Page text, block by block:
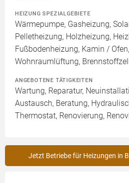
HEIZUNG SPEZIALGEBIETE
Wärmepumpe, Gasheizung,
Pelletheizung, Holzheizung,
Fußbodenheizung, Kamin /
Wohnraumlüftung,
ANGEBOTENE TÄTIGKEITEN
Wartung, Reparatur,
Austausch, Beratung,
Thermostat, Renovierung,
Jetzt Betriebe für Heizungen in